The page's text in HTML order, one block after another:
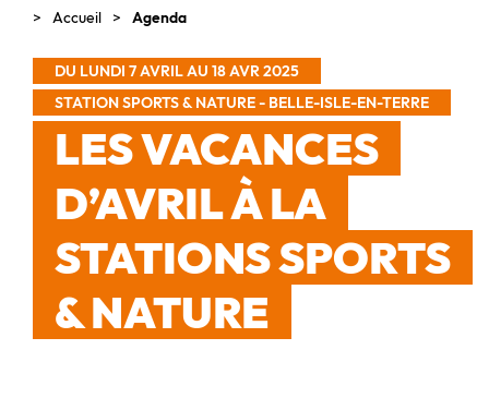
Accueil Agenda
DU LUNDI 7 AVRIL AU 18 AVR 2025
STATION SPORTS & NATURE - BELLE-ISLE-EN-TERRE
LES VACANCES
D’AVRIL À LA
STATIONS SPORTS
& NATURE